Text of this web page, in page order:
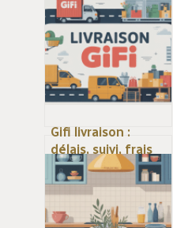
Gifi livraison :
délais, suivi, frais
et options à
connaître